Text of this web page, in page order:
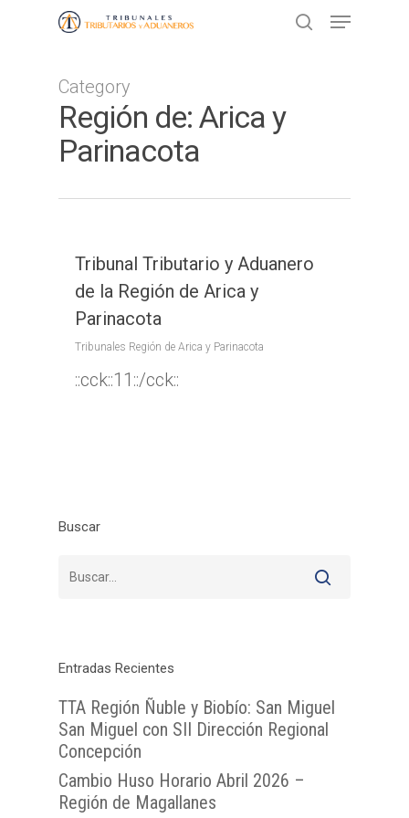
Presione ENTER para buscar o ESC
para cerrar
Category
Región de: Arica y
Parinacota
Tribunal Tributario y Aduanero
de la Región de Arica y
Parinacota
Tribunales Región de Arica y Parinacota
::cck::11::/cck::
Buscar
Entradas Recientes
TTA Región Ñuble y Biobío: San Miguel
San Miguel con SII Dirección Regional
Concepción
Cambio Huso Horario Abril 2026 –
Región de Magallanes
Inicio
Qué es TTA
Qué y cómo